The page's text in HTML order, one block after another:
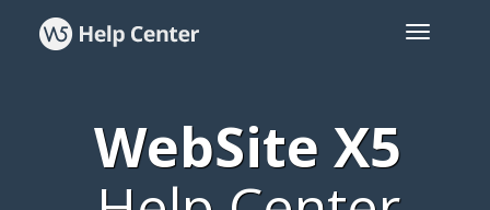
WebSite X5